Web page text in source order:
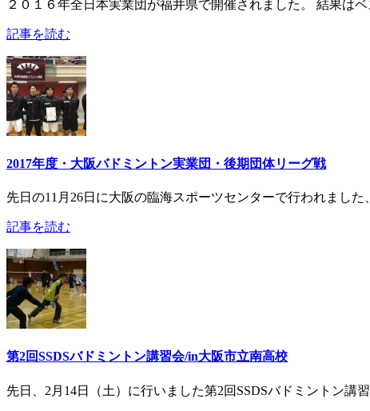
２０１６年全日本実業団が福井県で開催されました。 結果は
記事を読む
2017年度・大阪バドミントン実業団・後期団体リーグ戦
先日の11月26日に大阪の臨海スポーツセンターで行われまし
記事を読む
第2回SSDSバドミントン講習会/in大阪市立南高校
先日、2月14日（土）に行いました第2回SSDSバドミントン講